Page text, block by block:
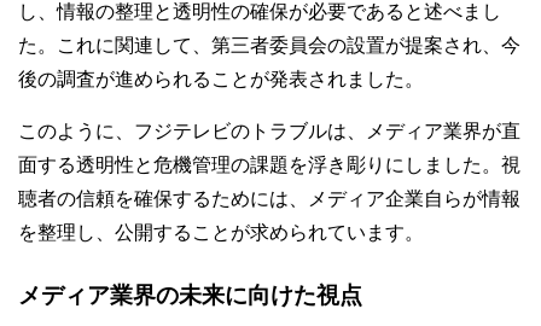
し、情報の整理と透明性の確保が必要であると述べまし
た。これに関連して、第三者委員会の設置が提案され、今
後の調査が進められることが発表されました。
このように、フジテレビのトラブルは、メディア業界が直
面する透明性と危機管理の課題を浮き彫りにしました。視
聴者の信頼を確保するためには、メディア企業自らが情報
を整理し、公開することが求められています。
メディア業界の未来に向けた視点